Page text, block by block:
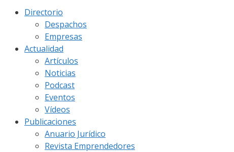
Directorio
Despachos
Empresas
Actualidad
Artículos
Noticias
Podcast
Eventos
Vídeos
Publicaciones
Anuario Jurídico
Revista Emprendedores